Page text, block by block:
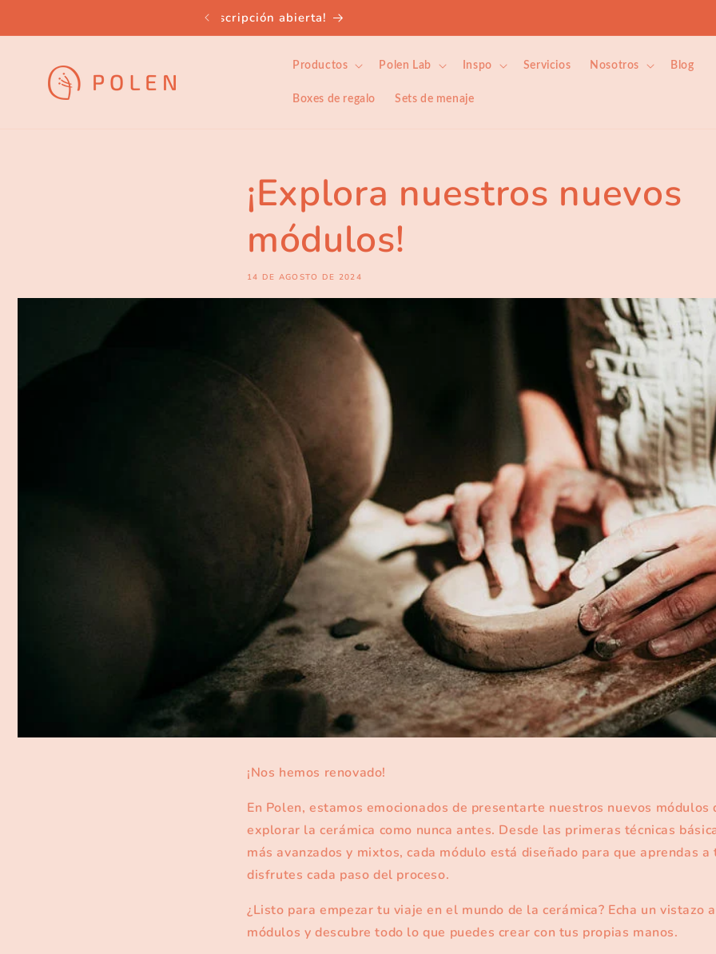
al contenido
Productos Polen Lab Inspo Servicios Nosotros Blog
Boxes de regalo Sets de menaje
¡Explora nuestros nuevos
módulos!
14 DE AGOSTO DE 2024
¡Nos hemos renovado!
En Polen, estamos emocionados de presentarte nuestros nuevos
explorar la cerámica como nunca antes. Desde las primeras técnicas
más avanzados y mixtos, cada módulo está diseñado para que aprendas
disfrutes cada paso del proceso.
¿Listo para empezar tu viaje en el mundo de la cerámica? Echa un vistazo
módulos y descubre todo lo que puedes crear con tus propias manos.